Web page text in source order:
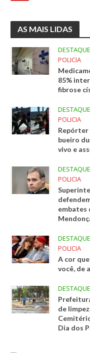
AS MAIS LIDAS
POLICIA
85%
fibrose
POLICIA
Repórter
bueiro
vivo e
POLICIA
embates
POLICIA
A cor
você, de
de
Dia dos